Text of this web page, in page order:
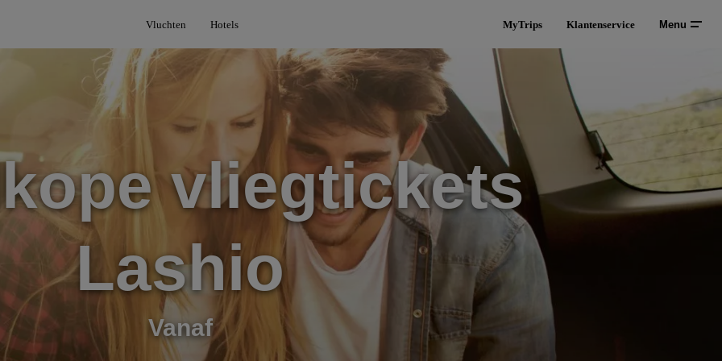
Vluchten Hotels MyTrips Klantenservice Menu
vliegtickets
Lashio
Vanaf